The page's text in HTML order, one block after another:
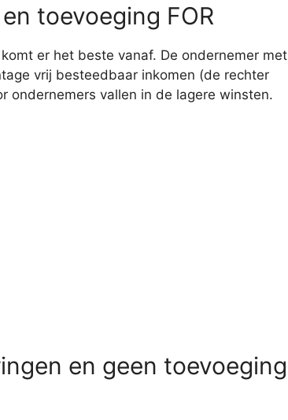
toevoeging FOR
er het beste vanaf. De ondernemer met
vrij besteedbaar inkomen (de rechter
ondernemers vallen in de lagere winsten.
en geen toevoeging